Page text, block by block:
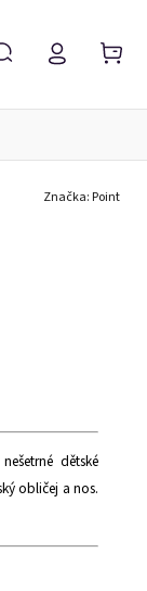
dětské
obličej a nos.
Značka: Point